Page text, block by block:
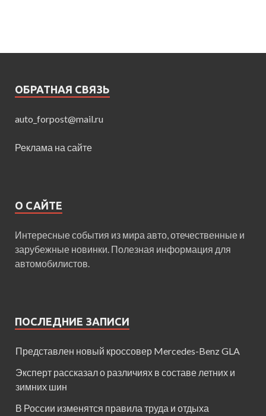
ОБРАТНАЯ СВЯЗЬ
auto_forpost@mail.ru
Реклама на сайте
О САЙТЕ
Интересные события из мира авто, отечественные и
зарубежные новинки. Полезная информация для
автомобилистов.
ПОСЛЕДНИЕ ЗАПИСИ
Представлен новый кроссовер Mercedes-Benz GLA
Эксперт рассказал о различиях в составе летних и
зимних шин
В России изменятся правила труда и отдыха